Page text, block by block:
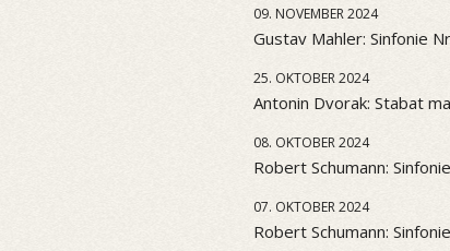
09. NOVEMBER 2024
Gustav Mahler: Sinfonie
25. OKTOBER 2024
Antonin Dvorak: Stabat
08. OKTOBER 2024
Robert Schumann:
07. OKTOBER 2024
Robert Schumann: